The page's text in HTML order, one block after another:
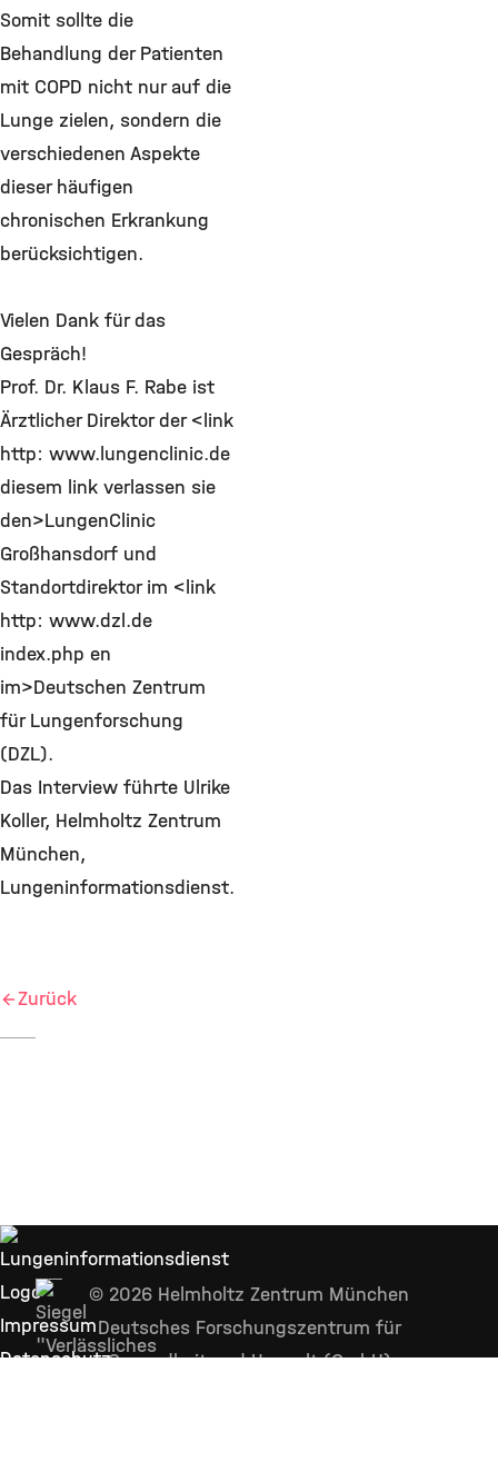
Somit sollte die
Behandlung der Patienten
mit COPD nicht nur auf die
Lunge zielen, sondern die
verschiedenen Aspekte
dieser häufigen
chronischen Erkrankung
berücksichtigen.
Vielen Dank für das
Gespräch!
Prof. Dr. Klaus F. Rabe ist
Ärztlicher Direktor der <link
http: www.lungenclinic.de
diesem link verlassen sie
den>LungenClinic
Großhansdorf und
Standortdirektor im <link
http: www.dzl.de
index.php en
im>Deutschen Zentrum
für Lungenforschung
(DZL).
Das Interview führte Ulrike
Koller, Helmholtz Zentrum
München,
Lungeninformationsdienst.
Zurück
Impressum
Datenschutz
© 2026 Helmholtz Zentrum München
Deutsches Forschungszentrum für
Gesundheit und Umwelt (GmbH)